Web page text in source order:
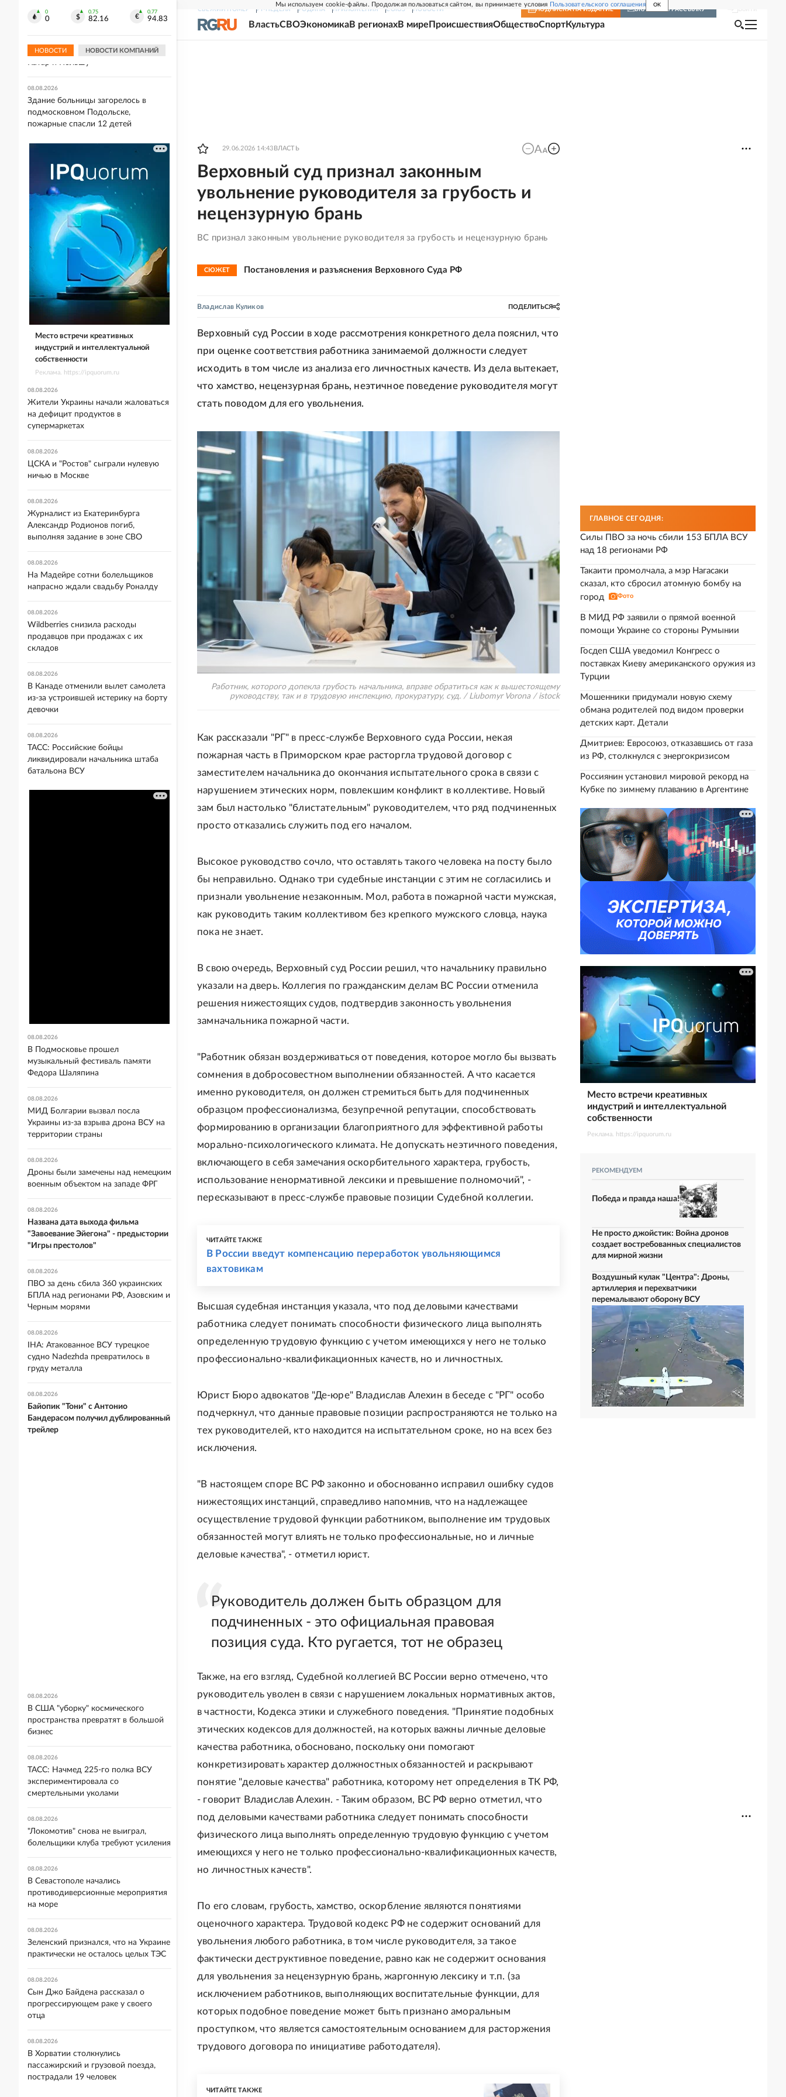
Мы используем cookie-файлы. Продолжая пользоваться сайтом, вы принимаете условия Пользовательского соглашения OK
СВЕЖИЙ НОМЕР РГ-НЕДЕЛЯ РОДИНА ПРИЛОЖЕНИЯ СОЮЗ НОВОСТИ ПОДПИСКА НА ИЗДАНИЕ ВКЛЮЧИТЬ РАССЫЛКУ
ВластьСВОЭкономикаВ регионахВ мире ПроисшествияОбществоСпортКультура
29.06.2026 14:43 ВЛАСТЬ
Верховный суд признал законным
увольнение руководителя за грубость и
нецензурную брань
ВС признал законным увольнение руководителя за грубость и нецензурную брань
СЮЖЕТ Постановления и разъяснения Верховного Суда РФ
Владислав Куликов ПОДЕЛИТЬСЯ
Верховный суд России в ходе рассмотрения конкретного дела пояснил, что
при оценке соответствия работника занимаемой должности следует
исходить в том числе из анализа его личностных качеств. Из дела вытекает,
что хамство, нецензурная брань, неэтичное поведение руководителя могут
стать поводом для его увольнения.
Работник, которого допекла грубость начальника, вправе обратиться как к вышестоящему
руководству, так и в трудовую инспекцию, прокуратуру, суд. / Liubomyr Vorona / istock
Как рассказали "РГ" в пресс-службе Верховного суда России, некая
пожарная часть в Приморском крае расторгла трудовой договор с
заместителем начальника до окончания испытательного срока в связи с
нарушением этических норм, повлекшим конфликт в коллективе. Новый
зам был настолько "блистательным" руководителем, что ряд подчиненных
просто отказались служить под его началом.
Высокое руководство сочло, что оставлять такого человека на посту было
бы неправильно. Однако три судебные инстанции с этим не согласились и
признали увольнение незаконным. Мол, работа в пожарной части мужская,
как руководить таким коллективом без крепкого мужского словца, наука
пока не знает.
В свою очередь, Верховный суд России решил, что начальнику правильно
указали на дверь. Коллегия по гражданским делам ВС России отменила
решения нижестоящих судов, подтвердив законность увольнения
замначальника пожарной части.
"Работник обязан воздерживаться от поведения, которое могло бы вызвать
сомнения в добросовестном выполнении обязанностей. А что касается
именно руководителя, он должен стремиться быть для подчиненных
образцом профессионализма, безупречной репутации, способствовать
формированию в организации благоприятного для эффективной работы
морально-психологического климата. Не допускать неэтичного поведения,
включающего в себя замечания оскорбительного характера, грубость,
использование ненормативной лексики и превышение полномочий", -
пересказывают в пресс-службе правовые позиции Судебной коллегии.
ЧИТАЙТЕ ТАКЖЕ
В России введут компенсацию переработок увольняющимся
вахтовикам
Высшая судебная инстанция указала, что под деловыми качествами
работника следует понимать способности физического лица выполнять
определенную трудовую функцию с учетом имеющихся у него не только
профессионально-квалификационных качеств, но и личностных.
Юрист Бюро адвокатов "Де-юре" Владислав Алехин в беседе с "РГ" особо
подчеркнул, что данные правовые позиции распространяются не только на
тех руководителей, кто находится на испытательном сроке, но на всех без
исключения.
"В настоящем споре ВС РФ законно и обоснованно исправил ошибку судов
нижестоящих инстанций, справедливо напомнив, что на надлежащее
осуществление трудовой функции работником, выполнение им трудовых
обязанностей могут влиять не только профессиональные, но и личные
деловые качества", - отметил юрист.
Руководитель должен быть образцом для
подчиненных - это официальная правовая
позиция суда. Кто ругается, тот не образец
Также, на его взгляд, Судебной коллегией ВС России верно отмечено, что
руководитель уволен в связи с нарушением локальных нормативных актов,
в частности, Кодекса этики и служебного поведения. "Принятие подобных
этических кодексов для должностей, на которых важны личные деловые
качества работника, обосновано, поскольку они помогают
конкретизировать характер должностных обязанностей и раскрывают
понятие "деловые качества" работника, которому нет определения в ТК РФ,
- говорит Владислав Алехин. - Таким образом, ВС РФ верно отметил, что
под деловыми качествами работника следует понимать способности
физического лица выполнять определенную трудовую функцию с учетом
имеющихся у него не только профессионально-квалификационных качеств,
но личностных качеств".
По его словам, грубость, хамство, оскорбление являются понятиями
оценочного характера. Трудовой кодекс РФ не содержит оснований для
увольнения любого работника, в том числе руководителя, за такое
фактически деструктивное поведение, равно как не содержит основания
для увольнения за нецензурную брань, жаргонную лексику и т.п. (за
исключением работников, выполняющих воспитательные функции, для
которых подобное поведение может быть признано аморальным
проступком, что является самостоятельным основанием для расторжения
трудового договора по инициативе работодателя).
ЧИТАЙТЕ ТАКЖЕ
ГЛАВНОЕ СЕГОДНЯ:
Силы ПВО за ночь сбили 153 БПЛА ВСУ
над 18 регионами РФ
Такаити промолчала, а мэр Нагасаки
сказал, кто сбросил атомную бомбу на
город
Фото
В МИД РФ заявили о прямой военной
помощи Украине со стороны Румынии
Госдеп США уведомил Конгресс о
поставках Киеву американского оружия из
Турции
Мошенники придумали новую схему
обмана родителей под видом проверки
детских карт. Детали
Дмитриев: Евросоюз, отказавшись от газа
из РФ, столкнулся с энергокризисом
Россиянин установил мировой рекорд на
Кубке по зимнему плаванию в Аргентине
Место встречи креативных
индустрий и интеллектуальной
собственности
Реклама. https://ipquorum.ru
РЕКОМЕНДУЕМ
Победа и правда наша!
Не просто джойстик: Война дронов
создает востребованных специалистов
для мирной жизни
Воздушный кулак "Центра": Дроны,
артиллерия и перехватчики
перемалывают оборону ВСУ
0
0
0.75
82.16
0.77
94.83
НОВОСТИ НОВОСТИ КОМПАНИЙ
начали прибывать на Украину через
Катар и Польшу
08.08.2026
Здание больницы загорелось в
подмосковном Подольске,
пожарные спасли 12 детей
Место встречи креативных
индустрий и интеллектуальной
собственности
Реклама. https://ipquorum.ru
08.08.2026
Жители Украины начали жаловаться
на дефицит продуктов в
супермаркетах
08.08.2026
ЦСКА и "Ростов" сыграли нулевую
ничью в Москве
08.08.2026
Журналист из Екатеринбурга
Александр Родионов погиб,
выполняя задание в зоне СВО
08.08.2026
На Мадейре сотни болельщиков
напрасно ждали свадьбу Роналду
08.08.2026
Wildberries снизила расходы
продавцов при продажах с их
складов
08.08.2026
В Канаде отменили вылет самолета
из-за устроившей истерику на борту
девочки
08.08.2026
ТАСС: Российские бойцы
ликвидировали начальника штаба
батальона ВСУ
08.08.2026
В Подмосковье прошел
музыкальный фестиваль памяти
Федора Шаляпина
08.08.2026
МИД Болгарии вызвал посла
Украины из-за взрыва дрона ВСУ на
территории страны
08.08.2026
Дроны были замечены над немецким
военным объектом на западе ФРГ
08.08.2026
Названа дата выхода фильма
"Завоевание Эйегона" - предыстории
"Игры престолов"
08.08.2026
ПВО за день сбила 360 украинских
БПЛА над регионами РФ, Азовским и
Черным морями
08.08.2026
IHA: Атакованное ВСУ турецкое
судно Nadezhda превратилось в
груду металла
08.08.2026
Байопик "Тони" с Антонио
Бандерасом получил дублированный
трейлер
08.08.2026
В США "уборку" космического
пространства превратят в большой
бизнес
08.08.2026
ТАСС: Начмед 225-го полка ВСУ
экспериментировала со
смертельными уколами
08.08.2026
"Локомотив" снова не выиграл,
болельщики клуба требуют усиления
08.08.2026
В Севастополе начались
противодиверсионные мероприятия
на море
08.08.2026
Зеленский признался, что на Украине
практически не осталось целых ТЭС
08.08.2026
Сын Джо Байдена рассказал о
прогрессирующем раке у своего
отца
08.08.2026
В Хорватии столкнулись
пассажирский и грузовой поезда,
пострадали 19 человек